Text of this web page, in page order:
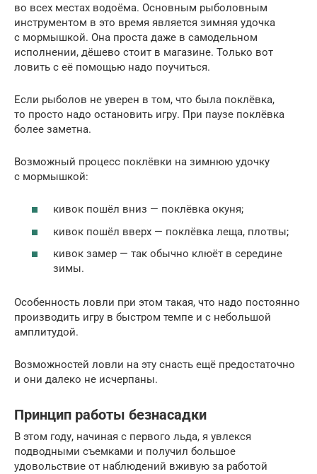
во всех местах водоёма. Основным рыболовным
инструментом в это время является зимняя удочка
с мормышкой. Она проста даже в самодельном
исполнении, дёшево стоит в магазине. Только вот
ловить с её помощью надо поучиться.
Если рыболов не уверен в том, что была поклёвка,
то просто надо остановить игру. При паузе поклёвка
более заметна.
Возможный процесс поклёвки на зимнюю удочку
с мормышкой:
кивок пошёл вниз — поклёвка окуня;
кивок пошёл вверх — поклёвка леща, плотвы;
кивок замер — так обычно клюёт в середине
зимы.
Особенность ловли при этом такая, что надо постоянно
производить игру в быстром темпе и с небольшой
амплитудой.
Возможностей ловли на эту снасть ещё предостаточно
и они далеко не исчерпаны.
Принцип работы безнасадки
В этом году, начиная с первого льда, я увлекся
подводными съемками и получил большое
удовольствие от наблюдений вживую за работой